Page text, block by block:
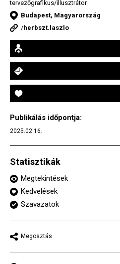
tervezőgrafikus/illusztrátor
Budapest, Magyarország
/herbszt.laszlo
Publikálás időpontja:
2025.02.16.
Statisztikák
Megtekintések
Kedvelések
Szavazatok
Megosztás